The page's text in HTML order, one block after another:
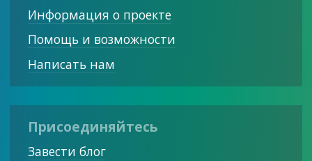
Информация о проекте
Помощь и возможности
Написать нам
Присоединяйтесь
Завести блог